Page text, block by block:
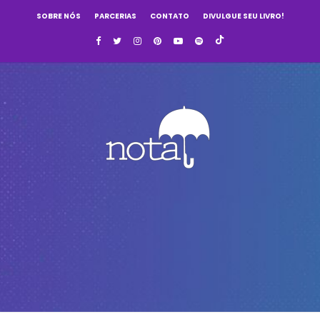
SOBRE NÓS PARCERIAS CONTATO DIVULGUE SEU LIVRO!